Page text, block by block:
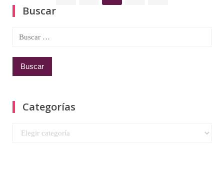
Paginación
entradas
Buscar
Buscar:
Categorías
Categorías